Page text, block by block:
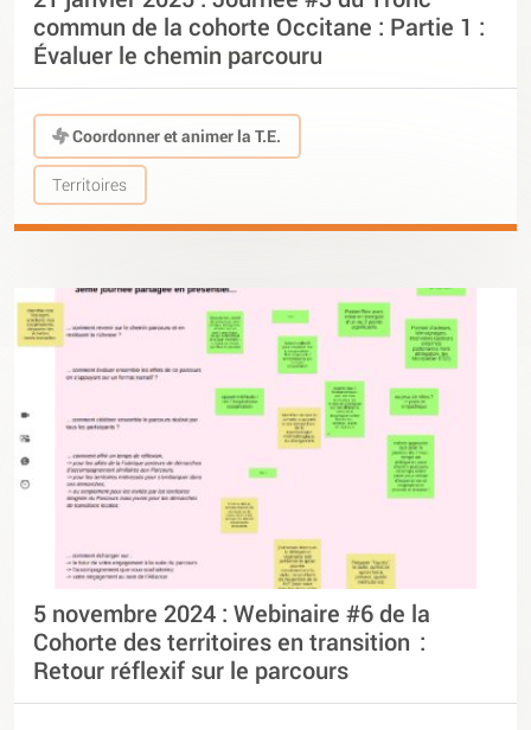
commun de la cohorte Occitane : Partie 1 :
Évaluer le chemin parcouru
Coordonner et animer la T.E.
Territoires
5 novembre 2024 : Webinaire #6 de la
Cohorte des territoires en transition :
Retour réflexif sur le parcours